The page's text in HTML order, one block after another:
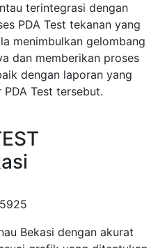
terintegrasi dengan
PDA Test tekanan yang
menimbulkan gelombang
dan memberikan proses
dengan laporan yang
Test tersebut.
Bekasi dengan akurat